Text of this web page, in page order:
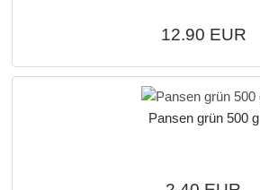
12.90 EUR
Pansen grün 500 g